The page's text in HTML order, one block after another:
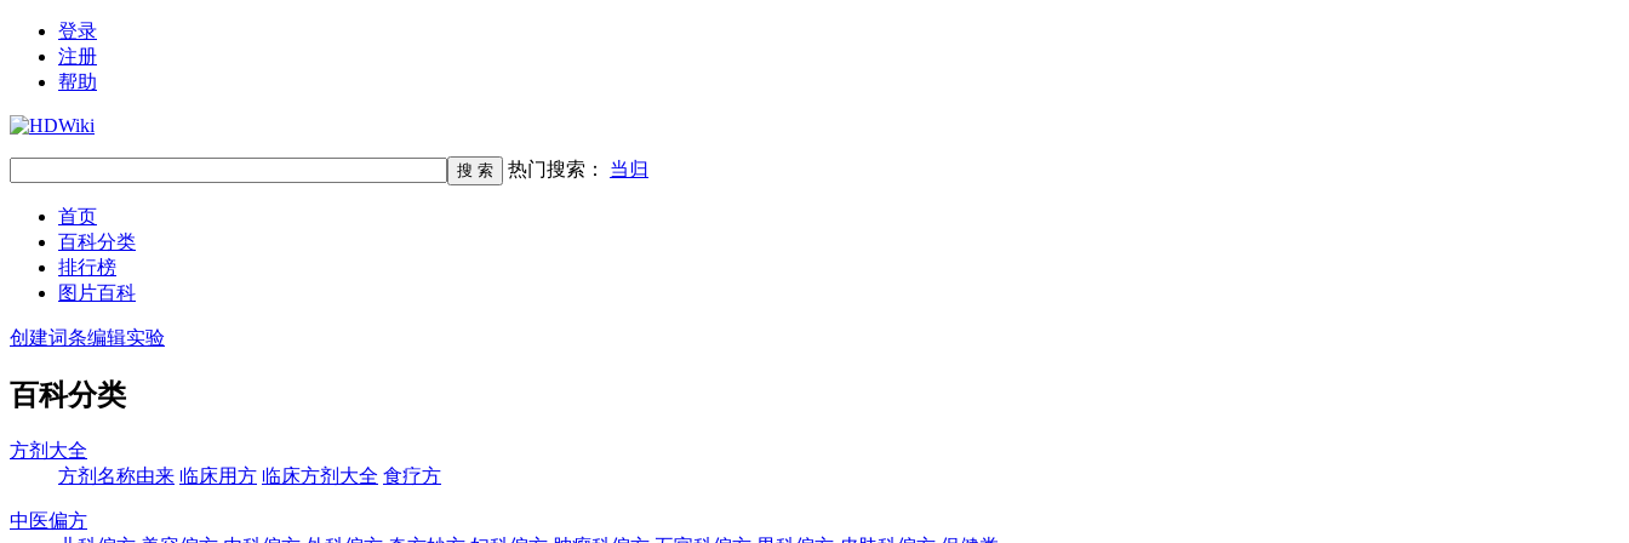
登录
注册
帮助
热门搜索： 当归
首页
百科分类
排行榜
图片百科
创建词条编辑实验
百科分类
方剂大全
方剂名称由来 临床用方 临床方剂大全 食疗方
中医偏方